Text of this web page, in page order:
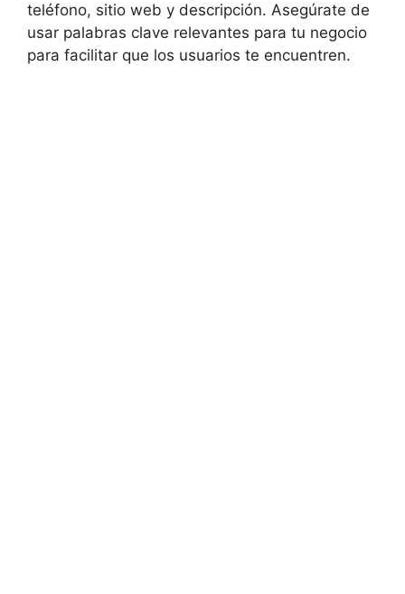
teléfono, sitio web y descripción. Asegúrate de
usar palabras clave relevantes para tu negocio
para facilitar que los usuarios te encuentren.